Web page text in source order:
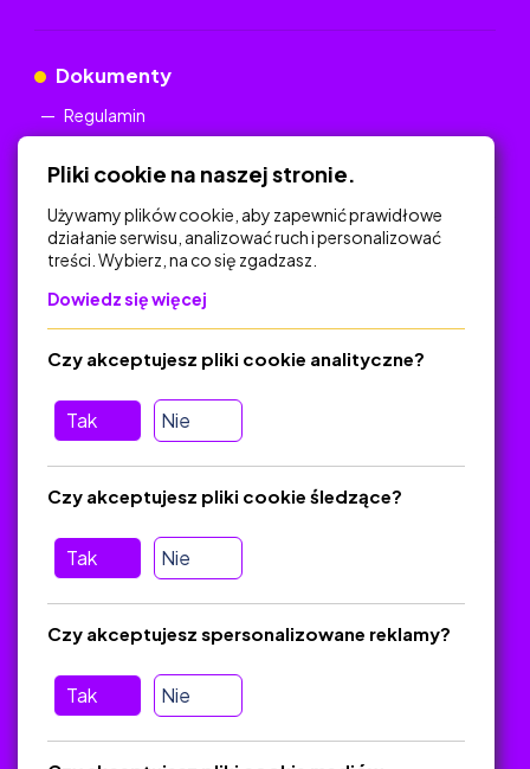
Dokumenty
Regulamin
Na skróty
Polityka Prywatności
Regulamin
O platformie
Baza materiałów dydaktycznych
Jak zostać autorem
FAQ
wiadomość nie trafiła do folderu SPAM)
Pliki cookie na naszej stronie.
Używamy plików cookie, aby zapewnić prawidłowe
działanie serwisu, analizować ruch i personalizować
treści. Wybierz, na co się zgadzasz.
Dowiedz się więcej
Tak Nie
Czy akceptujesz pliki cookie analityczne?
Tak Nie
Czy akceptujesz pliki cookie śledzące?
Tak Nie
Czy akceptujesz spersonalizowane reklamy?